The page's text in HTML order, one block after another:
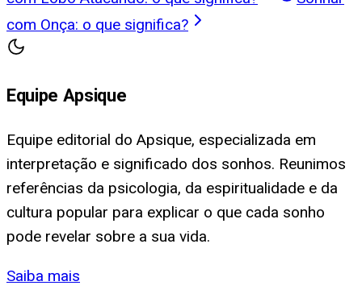
com Onça: o que significa?
Equipe Apsique
Equipe editorial do Apsique, especializada em
interpretação e significado dos sonhos. Reunimos
referências da psicologia, da espiritualidade e da
cultura popular para explicar o que cada sonho
pode revelar sobre a sua vida.
Saiba mais